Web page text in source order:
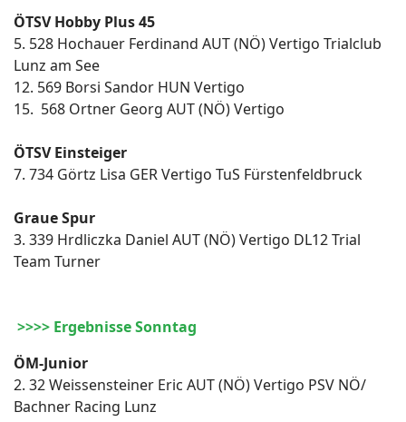
ÖTSV Hobby Plus 45
5. 528 Hochauer Ferdinand AUT (NÖ) Vertigo Trialclub
Lunz am See
12. 569 Borsi Sandor HUN Vertigo
15. 568 Ortner Georg AUT (NÖ) Vertigo
ÖTSV Einsteiger
7. 734 Görtz Lisa GER Vertigo TuS Fürstenfeldbruck
Graue Spur
3. 339 Hrdliczka Daniel AUT (NÖ) Vertigo DL12 Trial
Team Turner
>>>> Ergebnisse Sonntag
ÖM-Junior
2. 32 Weissensteiner Eric AUT (NÖ) Vertigo PSV NÖ/
Bachner Racing Lunz